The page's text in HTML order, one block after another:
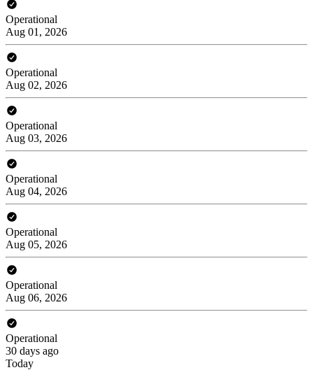
Operational
Aug 01, 2026
Operational
Aug 02, 2026
Operational
Aug 03, 2026
Operational
Aug 04, 2026
Operational
Aug 05, 2026
Operational
Aug 06, 2026
Operational
30 days ago
Today